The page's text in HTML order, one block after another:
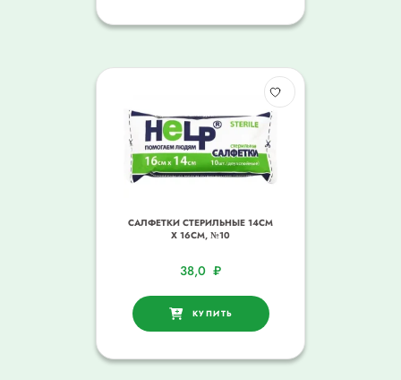
САЛФЕТКИ СТЕРИЛЬНЫЕ 14СМ
Х 16СМ, №10
38,0 ₽
КУПИТЬ